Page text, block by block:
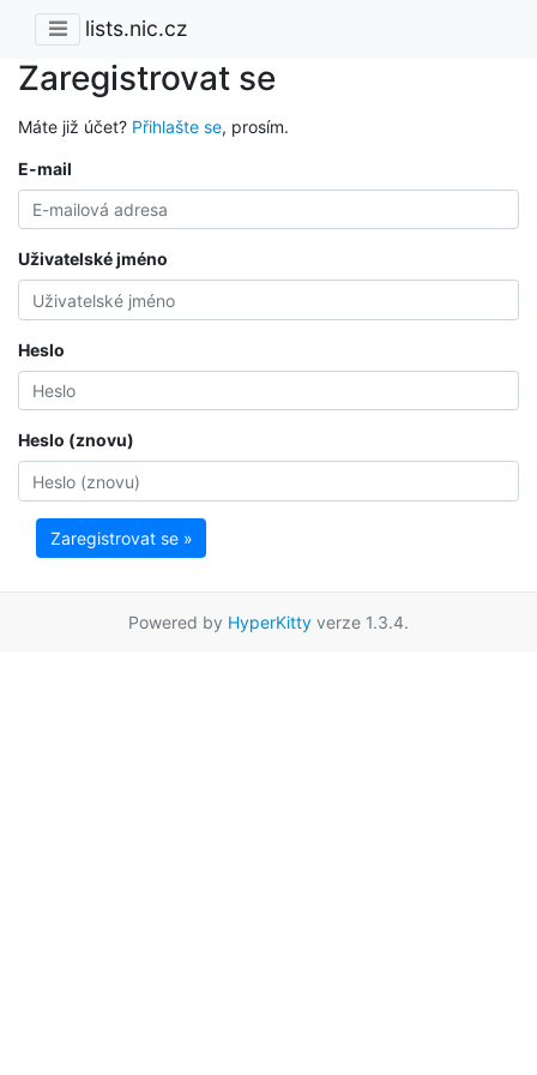
lists.nic.cz
Zaregistrovat se
Máte již účet? Přihlašte se, prosím.
E-mail
Uživatelské jméno
Heslo
Heslo (znovu)
Zaregistrovat se »
Powered by HyperKitty verze 1.3.4.